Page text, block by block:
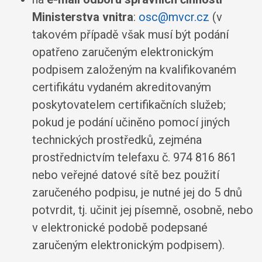
Ministerstva vnitra: osc@mvcr.cz (v
takovém případě však musí být podání
opatřeno zaručeným elektronickým
podpisem založeným na kvalifikovaném
certifikátu vydaném akreditovaným
poskytovatelem certifikačních služeb;
pokud je podání učiněno pomocí jiných
technických prostředků, zejména
prostřednictvím telefaxu č. 974 816 861
nebo veřejné datové sítě bez použití
zaručeného podpisu, je nutné jej do 5 dnů
potvrdit, tj. učinit jej písemně, osobně, nebo
v elektronické podobě podepsané
zaručeným elektronickým podpisem).